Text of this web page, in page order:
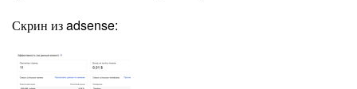
Скрин из adsense: